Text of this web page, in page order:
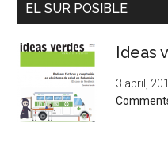
EL SUR POSIBLE
Ideas
3 abril,